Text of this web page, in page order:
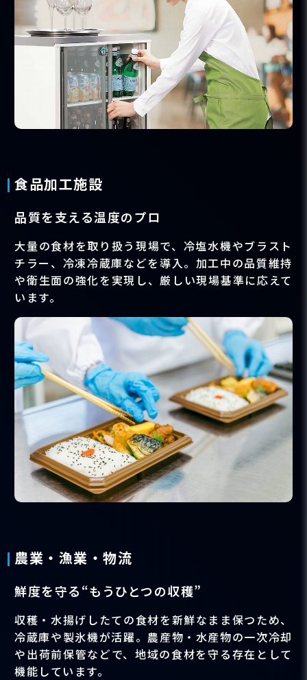
食品加工施設
品質を支える温度のプロ
大量の食材を取り扱う現場で、冷塩水機やブラスト
チラー、冷凍冷蔵庫などを導入。加工中の品質維持
や衛生面の強化を実現し、厳しい現場基準に応えて
います。
農業・漁業・物流
鮮度を守る“もうひとつの収穫”
収穫・水揚げしたての食材を新鮮なまま保つため、
冷蔵庫や製氷機が活躍。農産物・水産物の一次冷却
や出荷前保管などで、地域の食材を守る存在として
機能しています。